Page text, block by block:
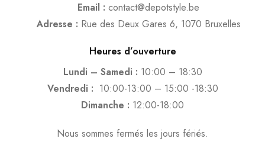
Email : contact@depotstyle.be
Adresse : Rue des Deux Gares 6, 1070 Bruxelles
Heures d’ouverture
Lundi – Samedi : 10:00 – 18:30
Vendredi : 10:00-13:00 – 15:00 -18:30
Dimanche : 12:00-18:00
Nous sommes fermés les jours fériés.